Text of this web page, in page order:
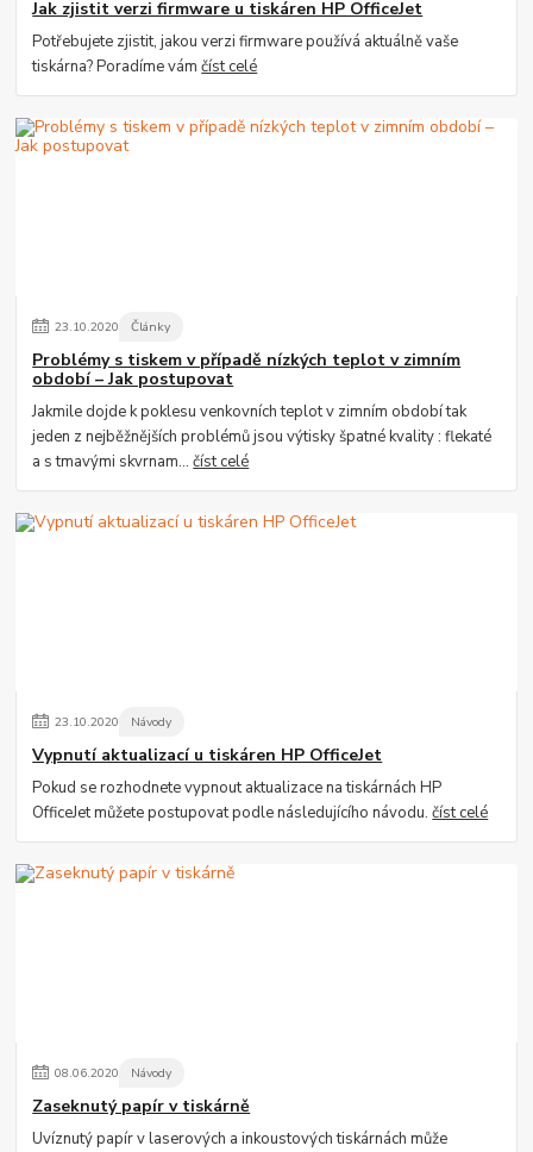
Jak zjistit verzi firmware u tiskáren HP OfficeJet
Potřebujete zjistit, jakou verzi firmware používá aktuálně vaše
tiskárna? Poradíme vámčíst celé
23.10.2020 Články
Problémy s tiskem v případě nízkých teplot v zimním
období – Jak postupovat
Jakmile dojde k poklesu venkovních teplot v zimním období tak
jeden z nejběžnějších problémů jsou výtisky špatné kvality : flekaté
a s tmavými skvrnam...číst celé
23.10.2020 Návody
Vypnutí aktualizací u tiskáren HP OfficeJet
Pokud se rozhodnete vypnout aktualizace na tiskárnách HP
OfficeJet můžete postupovat podle následujícího návodu.číst celé
08.06.2020 Návody
Zaseknutý papír v tiskárně
Uvíznutý papír v laserových a inkoustových tiskárnách může